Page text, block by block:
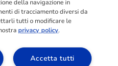
della navigazione in
di tracciamento diversi da
tutti o modificare le
privacy policy.
Accetta tutti